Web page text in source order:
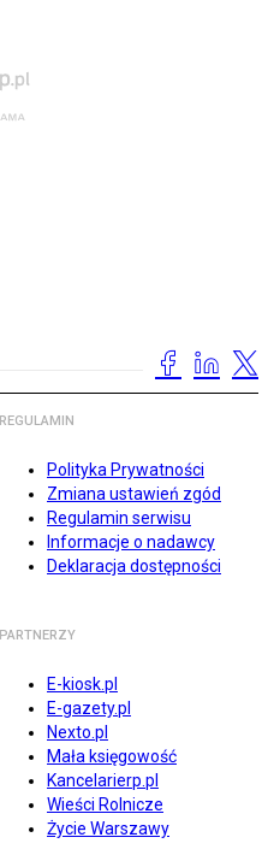
REGULAMIN
Polityka Prywatności
Zmiana ustawień zgód
Regulamin serwisu
Informacje o nadawcy
Deklaracja dostępności
PARTNERZY
E-kiosk.pl
E-gazety.pl
Nexto.pl
Mała księgowość
Kancelarierp.pl
Wieści Rolnicze
Życie Warszawy